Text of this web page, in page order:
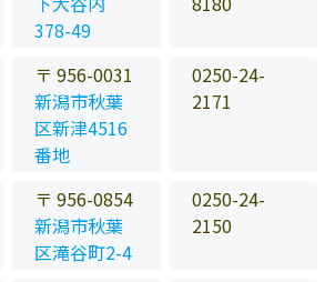
378-49
〒 956-0031
新潟市秋葉
区新津4516
番地
0250-24-
2171
〒 956-0854
新潟市秋葉
区滝谷町2-4
0250-24-
2150